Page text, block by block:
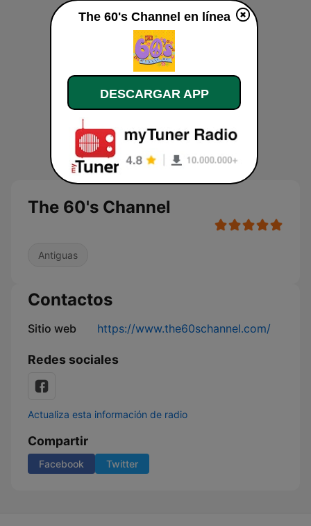
The 60's Channel
Antiguas
Contactos
Sitio web https://www.the60schannel.com/
Redes sociales
Actualiza esta información de radio
Compartir
Facebook Twitter
The 60's Channel en línea
DESCARGAR APP